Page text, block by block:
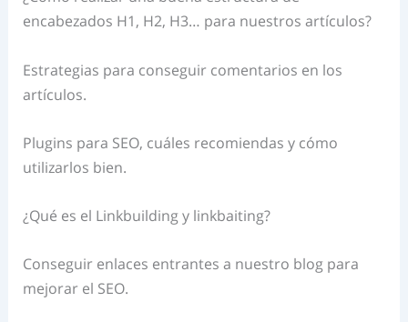
encabezados H1, H2, H3… para nuestros artículos?
Estrategias para conseguir comentarios en los
artículos.
Plugins para SEO, cuáles recomiendas y cómo
utilizarlos bien.
¿Qué es el Linkbuilding y linkbaiting?
Conseguir enlaces entrantes a nuestro blog para
mejorar el SEO.